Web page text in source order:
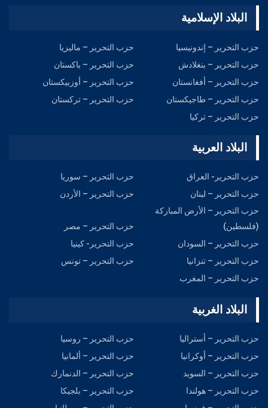
البلاد الإسلامية
حزب التحرير – إندونيسيا
حزب التحرير – ماليزيا
حزب التحرير – بنغلادش
حزب التحرير – باكستان
حزب التحرير – أفغانستان
حزب التحرير – أوزبيكستان
حزب التحرير – طاجيكستان
حزب التحرير – تركستان
حزب التحرير – تركيا
البلاد العربية
حزب التحرير- العراق
حزب التحرير – سوريا
حزب التحرير – لبنان
حزب التحرير – الأردن
حزب التحرير – الأرض المباركة
(فلسطين)
حزب التحرير – مصر
حزب التحرير – السودان
حزب التحرير- كينيا
حزب التحرير – تنزانيا
حزب التحرير – تونس
حزب التحرير – المغرب
البلاد الغربية
حزب التحرير – أستراليا
حزب التحرير – روسيا
حزب التحرير – أوكرانيا
حزب التحرير – ألمانيا
حزب التحریر – السويد
حزب التحرير – الدنمارك
حزب التحرير – هولندا
حزب التحرير – بلجيكا